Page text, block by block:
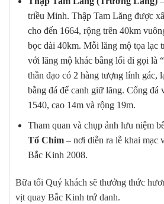
triều Minh. Thập Tam Lăng được
cho đến 1664, rộng trên 40km
bọc dài 40km. Mỗi lăng mộ tọa lạc
với lăng mộ khác bằng lối đi gọi là
thần đạo có 2 hàng tượng lính gác,
bằng đá để canh giữ lăng. Cổng đá
1540, cao 14m và rộng 19m.
Tham quan và chụp ảnh lưu niệm
Tổ Chim – nơi diễn ra lễ khai mạc
Bắc Kinh 2008.
Bữa tối Quý khách sẽ thưởng thức
vịt quay Bắc Kinh trứ danh.